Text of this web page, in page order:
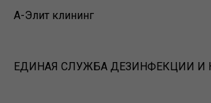
А-Элит клининг
ЕДИНАЯ СЛУЖБА ДЕЗИНФЕКЦИИ И